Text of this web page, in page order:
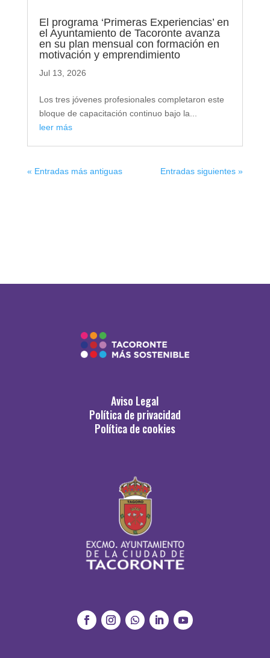
El programa ‘Primeras Experiencias’ en
el Ayuntamiento de Tacoronte avanza
en su plan mensual con formación en
motivación y emprendimiento
Jul 13, 2026
Los tres jóvenes profesionales completaron este
bloque de capacitación continuo bajo la...
leer más
« Entradas más antiguas Entradas siguientes »
Aviso Legal
Política de privacidad
Política de cookies